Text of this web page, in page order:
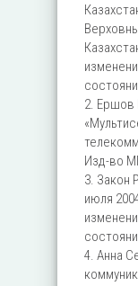
2. Ершов
Изд-во
3. Закон
июля
4. Анна